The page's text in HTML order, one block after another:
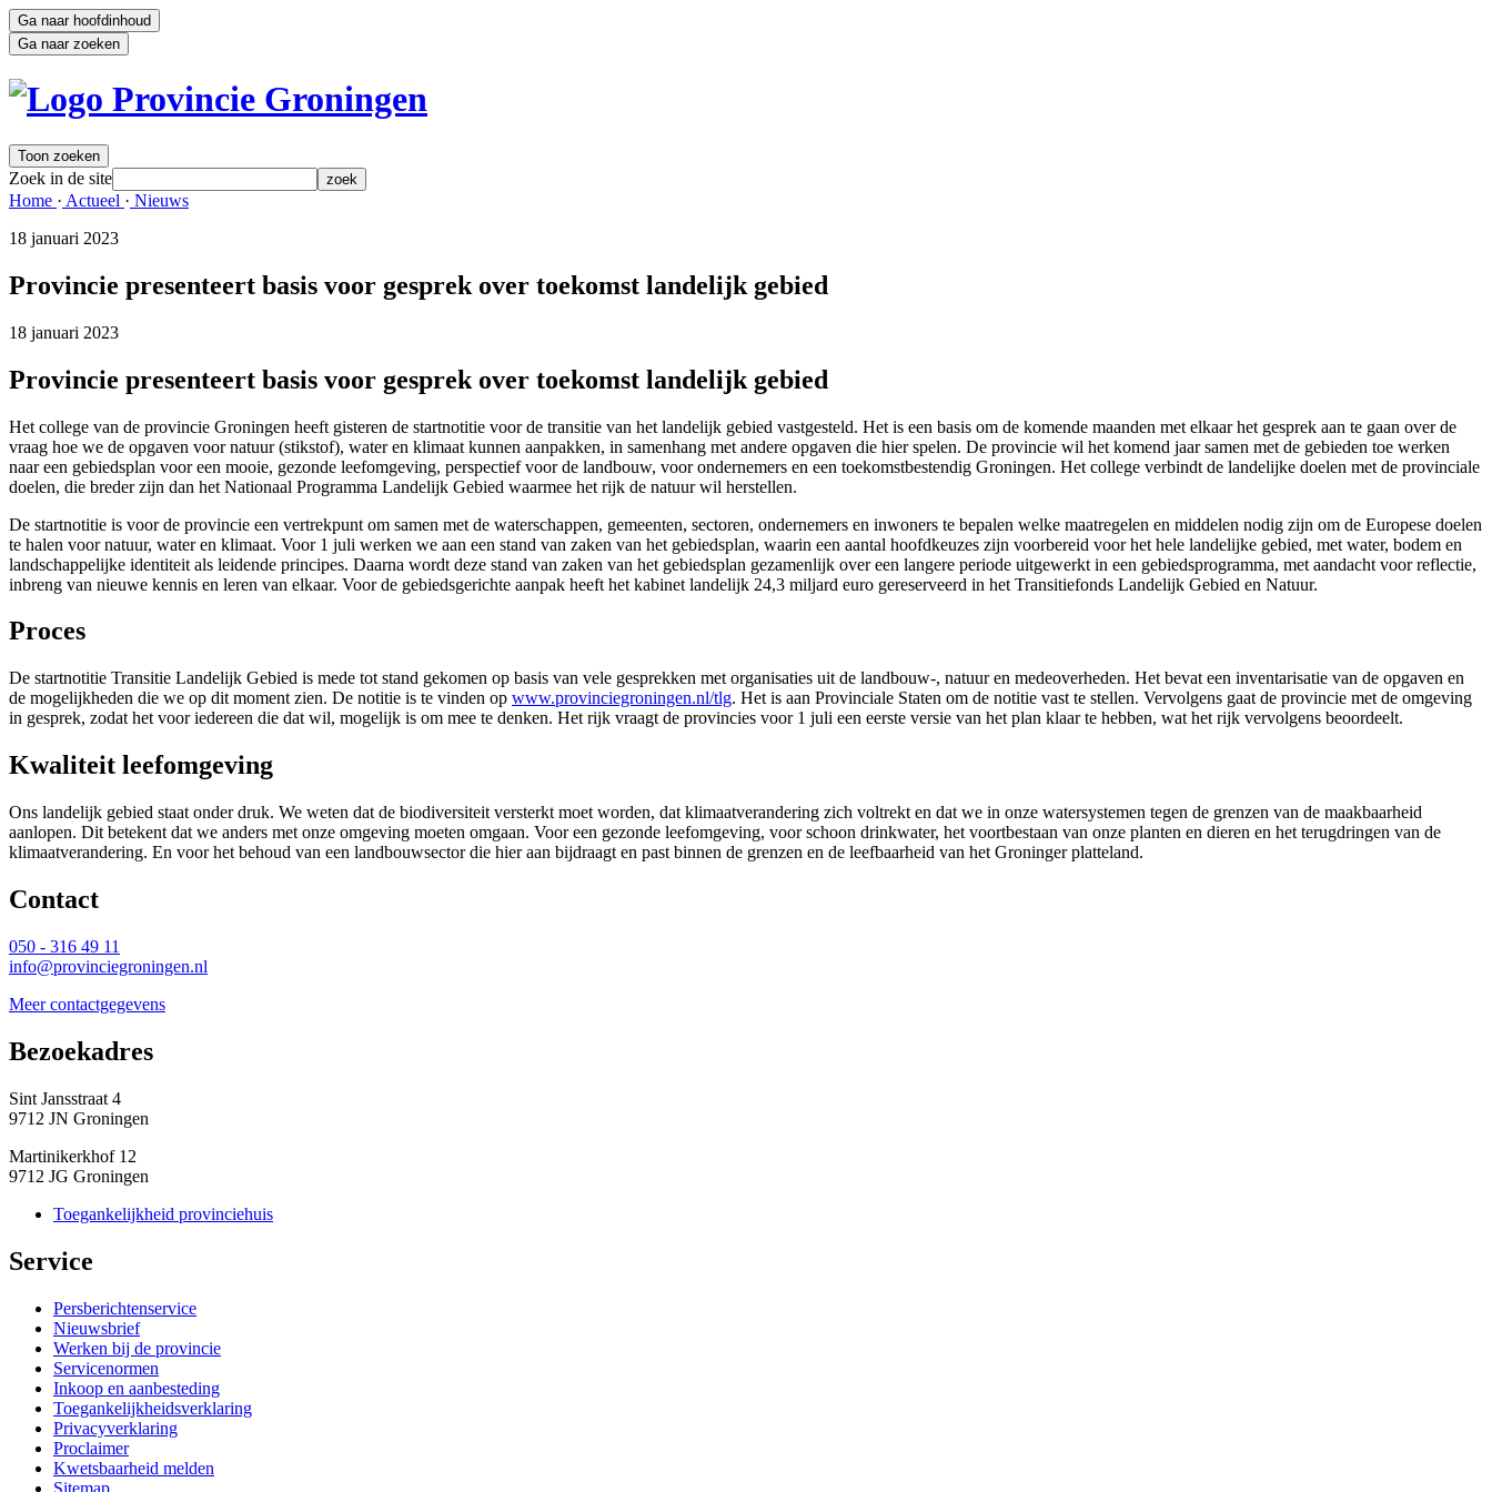
Ga naar hoofdinhoud
Ga naar zoeken
Toon zoeken
Zoek in de site zoek
Home · Actueel · Nieuws
18 januari 2023
Provincie presenteert basis voor gesprek over toekomst landelijk gebied
18 januari 2023
Provincie presenteert basis voor gesprek over toekomst landelijk gebied
Het college van de provincie Groningen heeft gisteren de startnotitie voor de transitie van het landelijk gebied vastgesteld. Het is een basis om de komende maanden met elkaar het gesprek aan te gaan over de
vraag hoe we de opgaven voor natuur (stikstof), water en klimaat kunnen aanpakken, in samenhang met andere opgaven die hier spelen. De provincie wil het komend jaar samen met de gebieden toe werken
naar een gebiedsplan voor een mooie, gezonde leefomgeving, perspectief voor de landbouw, voor ondernemers en een toekomstbestendig Groningen. Het college verbindt de landelijke doelen met de provinciale
doelen, die breder zijn dan het Nationaal Programma Landelijk Gebied waarmee het rijk de natuur wil herstellen.
De startnotitie is voor de provincie een vertrekpunt om samen met de waterschappen, gemeenten, sectoren, ondernemers en inwoners te bepalen welke maatregelen en middelen nodig zijn om de Europese doelen
te halen voor natuur, water en klimaat. Voor 1 juli werken we aan een stand van zaken van het gebiedsplan, waarin een aantal hoofdkeuzes zijn voorbereid voor het hele landelijke gebied, met water, bodem en
landschappelijke identiteit als leidende principes. Daarna wordt deze stand van zaken van het gebiedsplan gezamenlijk over een langere periode uitgewerkt in een gebiedsprogramma, met aandacht voor reflectie,
inbreng van nieuwe kennis en leren van elkaar. Voor de gebiedsgerichte aanpak heeft het kabinet landelijk 24,3 miljard euro gereserveerd in het Transitiefonds Landelijk Gebied en Natuur.
Proces
De startnotitie Transitie Landelijk Gebied is mede tot stand gekomen op basis van vele gesprekken met organisaties uit de landbouw-, natuur en medeoverheden. Het bevat een inventarisatie van de opgaven en
de mogelijkheden die we op dit moment zien. De notitie is te vinden op www.provinciegroningen.nl/tlg. Het is aan Provinciale Staten om de notitie vast te stellen. Vervolgens gaat de provincie met de omgeving
in gesprek, zodat het voor iedereen die dat wil, mogelijk is om mee te denken. Het rijk vraagt de provincies voor 1 juli een eerste versie van het plan klaar te hebben, wat het rijk vervolgens beoordeelt.
Kwaliteit leefomgeving
Ons landelijk gebied staat onder druk. We weten dat de biodiversiteit versterkt moet worden, dat klimaatverandering zich voltrekt en dat we in onze watersystemen tegen de grenzen van de maakbaarheid
aanlopen. Dit betekent dat we anders met onze omgeving moeten omgaan. Voor een gezonde leefomgeving, voor schoon drinkwater, het voortbestaan van onze planten en dieren en het terugdringen van de
klimaatverandering. En voor het behoud van een landbouwsector die hier aan bijdraagt en past binnen de grenzen en de leefbaarheid van het Groninger platteland.
Contact
050 - 316 49 11
info@provinciegroningen.nl
Meer contactgegevens
Bezoekadres
Sint Jansstraat 4
9712 JN Groningen
Martinikerkhof 12
9712 JG Groningen
Toegankelijkheid provinciehuis
Service
Persberichtenservice
Nieuwsbrief
Werken bij de provincie
Servicenormen
Inkoop en aanbesteding
Toegankelijkheidsverklaring
Privacyverklaring
Proclaimer
Kwetsbaarheid melden
Sitemap